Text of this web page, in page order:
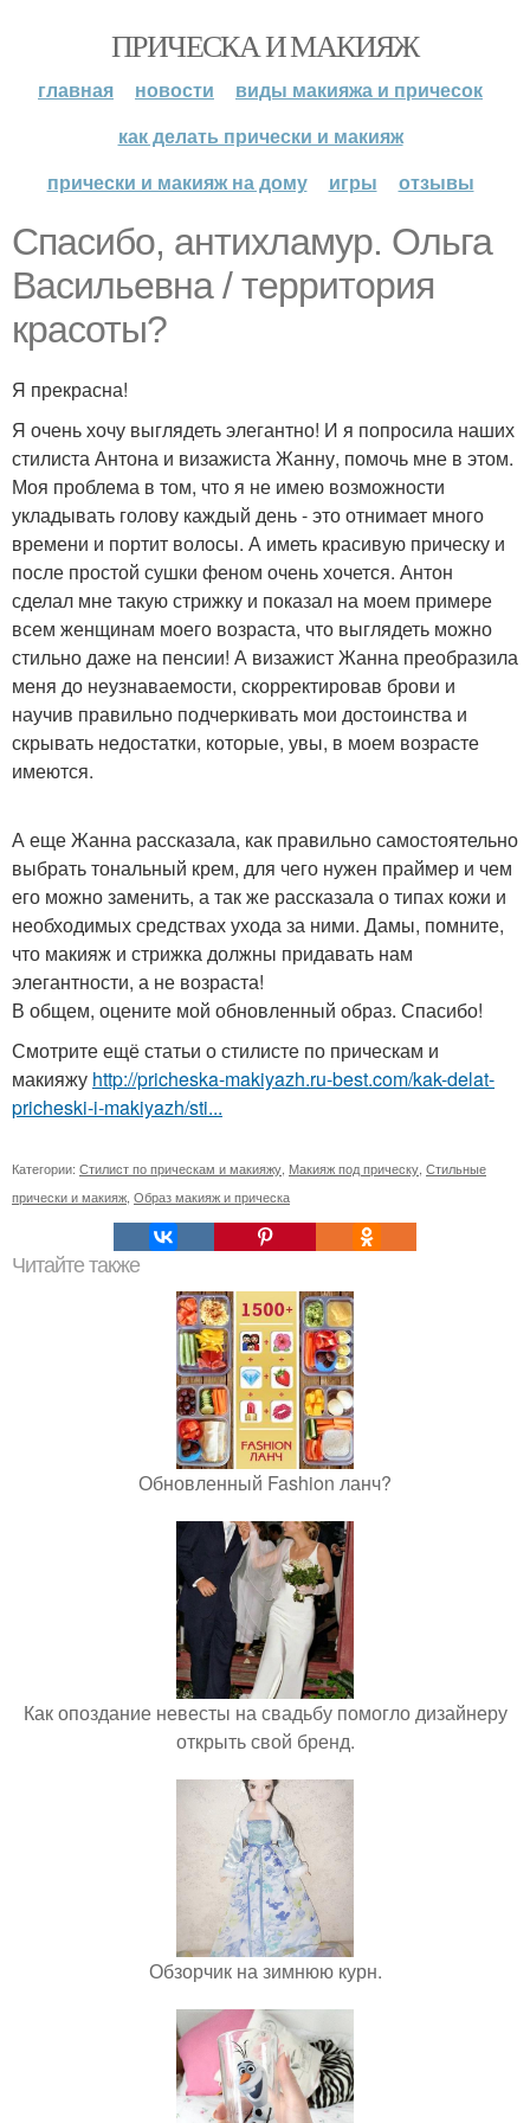
ПРИЧЕСКА И МАКИЯЖ
главная новости
виды макияжа и причесок
как делать прически и макияж
прически и макияж на дому
игры отзывы
Спасибо, антихламур. Ольга
Васильевна / территория
красоты?
Я прекрасна!
Я очень хочу выглядеть элегантно! И я попросила наших
стилиста Антона и визажиста Жанну, помочь мне в этом.
Моя проблема в том, что я не имею возможности
укладывать голову каждый день - это отнимает много
времени и портит волосы. А иметь красивую прическу и
после простой сушки феном очень хочется. Антон
сделал мне такую стрижку и показал на моем примере
всем женщинам моего возраста, что выглядеть можно
стильно даже на пенсии! А визажист Жанна преобразила
меня до неузнаваемости, скорректировав брови и
научив правильно подчеркивать мои достоинства и
скрывать недостатки, которые, увы, в моем возрасте
имеются.
А еще Жанна рассказала, как правильно самостоятельно
выбрать тональный крем, для чего нужен праймер и чем
его можно заменить, а так же рассказала о типах кожи и
необходимых средствах ухода за ними. Дамы, помните,
что макияж и стрижка должны придавать нам
элегантности, а не возраста!
В общем, оцените мой обновленный образ. Спасибо!
Смотрите ещё статьи о стилисте по прическам и
макияжу http://pricheska-makiyazh.ru-best.com/kak-delat-
pricheski-i-makiyazh/sti...
Категории: Стилист по прическам и макияжу Макияж под прическу Стильные
прически и макияж Образ макияж и прическа
Читайте также
Обновленный Fashion ланч?
Как опоздание невесты на свадьбу помогло дизайнеру
открыть свой бренд.
Обзорчик на зимнюю курн.